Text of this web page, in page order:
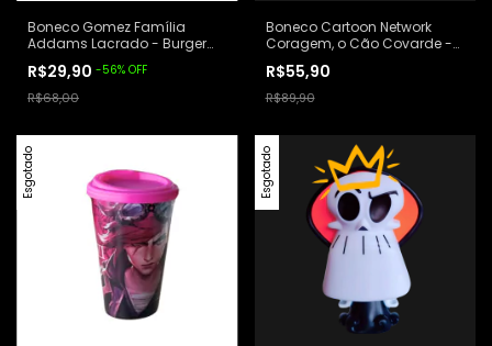
Boneco Gomez Família
Addams Lacrado - Burger
R$29,90 -56% OFF
R$68,00
Boneco Cartoon Network
Coragem, o Cão Covarde -
R$55,90
R$89,90
Esgotado Esgotado